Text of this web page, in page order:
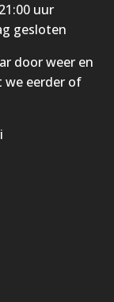
uur
gesloten
door weer en
eerder of